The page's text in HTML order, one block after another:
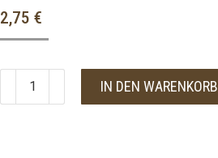
2,75 €
IN DEN WARENKORB